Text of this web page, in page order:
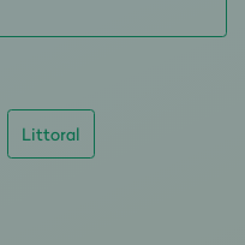
Littoral